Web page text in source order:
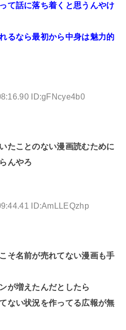
て話に落ち着くと思うんやけ
るなら最初から中身は魅力的
ID:gFNcye4b0
たことのない漫画読むために
んやろ
ID:AmLLEQzhp
そ名前が売れてない漫画も手
が増えたんだとしたら
ない状況を作ってる広報が無